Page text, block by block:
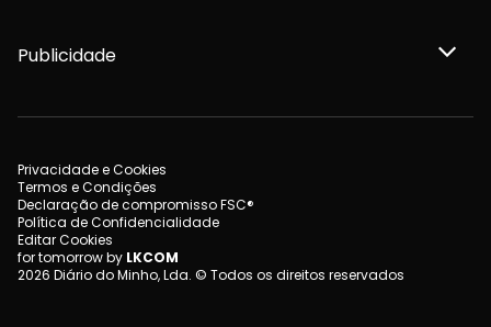
Publicidade
Privacidade e Cookies
Termos e Condições
Declaração de compromisso FSC®
Política de Confidencialidade
Editar Cookies
for tomorrow by LKCOM
2026 Diário do Minho, Lda. © Todos os direitos reservados